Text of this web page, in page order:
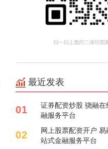
最近发表
01
证券配资炒股 骁融
融服务平台
02
网上股票配资开户
站式金融服务平台